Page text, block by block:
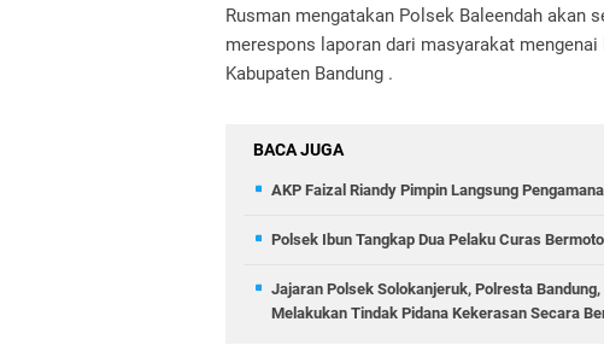
Rusman mengatakan Polsek Baleendah akan
merespons laporan dari masyarakat
Kabupaten Bandung .
BACA JUGA
AKP Faizal Riandy Pimpin Langsung
Polsek Ibun Tangkap Dua Pelaku Curas
Jajaran Polsek Solokanjeruk, Polresta
Melakukan Tindak Pidana Kekerasan Secara